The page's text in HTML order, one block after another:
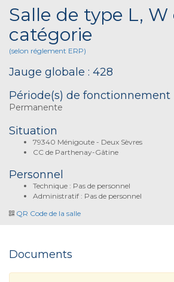
Salle de type L, W
catégorie
(selon réglement ERP)
Jauge globale : 428
Période(s) de fonctionnement
Permanente
Situation
79340 Ménigoute - Deux Sèvres
CC de Parthenay-Gâtine
Personnel
Technique : Pas de personnel
Administratif : Pas de personnel
QR Code de la salle
Documents